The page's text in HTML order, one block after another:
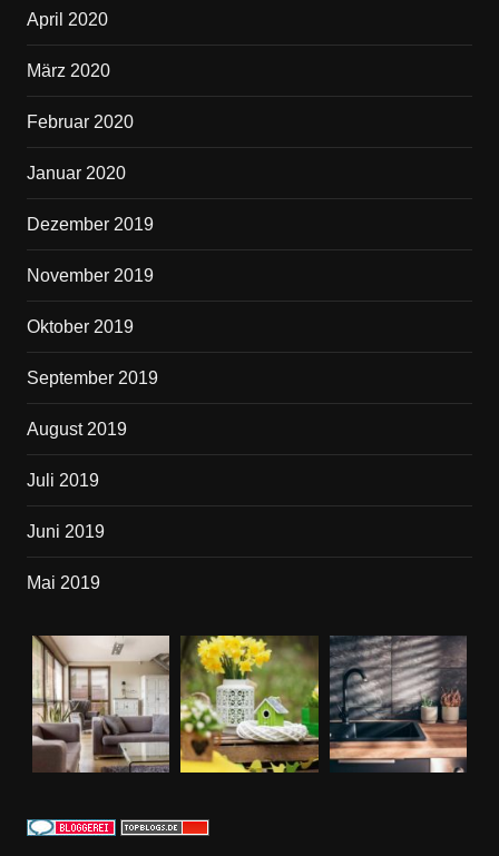
April 2020
März 2020
Februar 2020
Januar 2020
Dezember 2019
November 2019
Oktober 2019
September 2019
August 2019
Juli 2019
Juni 2019
Mai 2019